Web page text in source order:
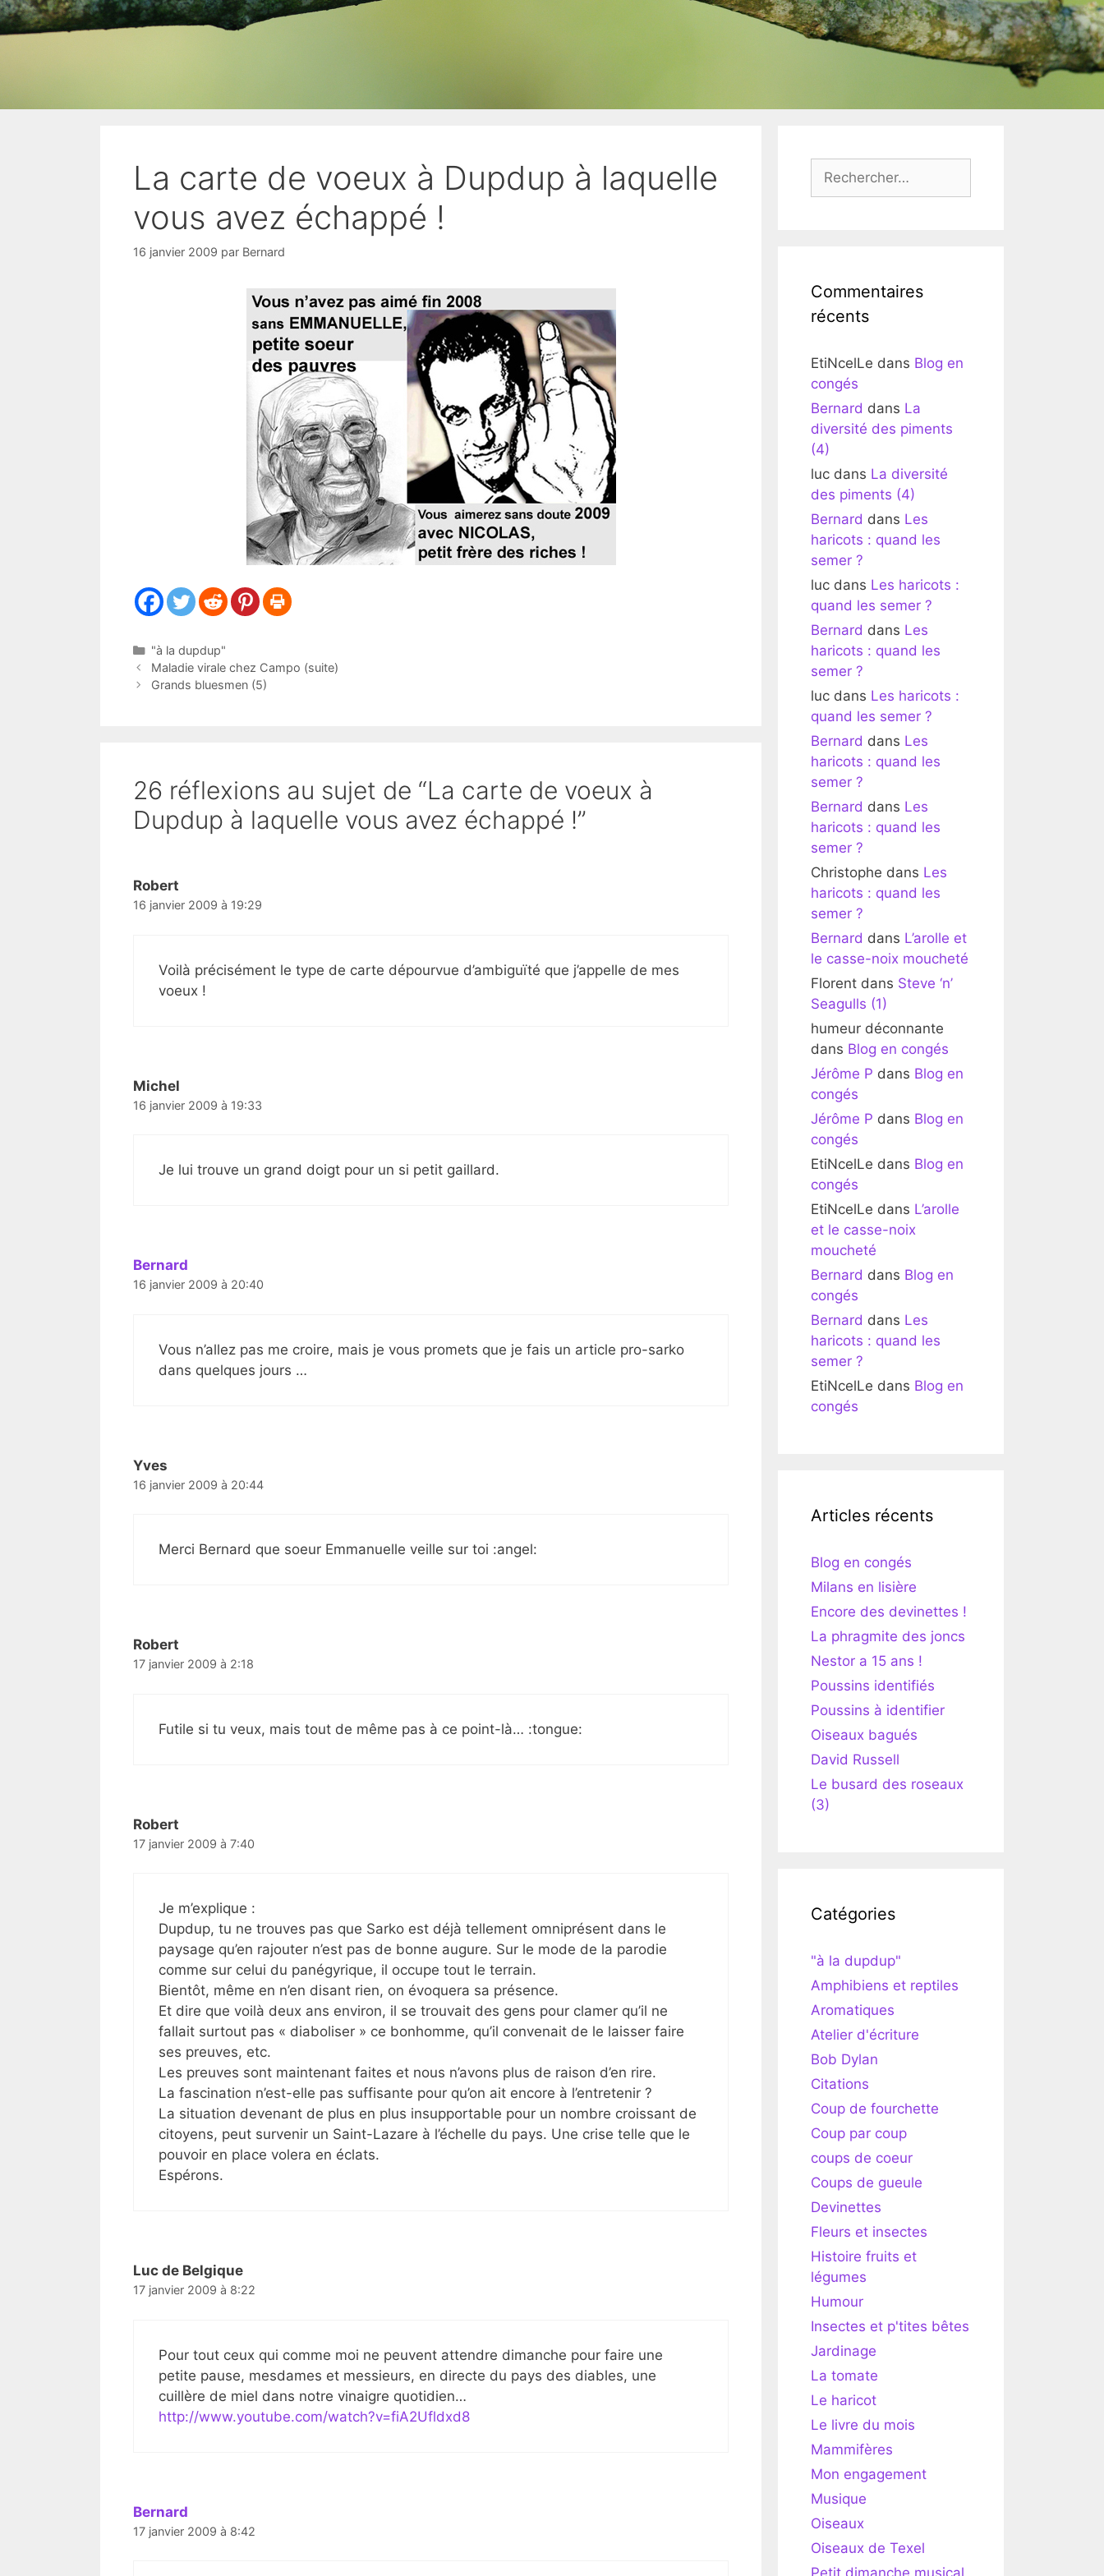
La carte de voeux à Dupdup à laquelle
vous avez échappé !
16 janvier 2009 par Bernard
Catégories
"à la dupdup"
Maladie virale chez Campo (suite)
Grands bluesmen (5)
26 réflexions au sujet de “La carte de voeux à
Dupdup à laquelle vous avez échappé !”
Robert
16 janvier 2009 à 19:29
Voilà précisément le type de carte dépourvue d’ambiguïté que j’appelle de mes
voeux !
Michel
16 janvier 2009 à 19:33
Je lui trouve un grand doigt pour un si petit gaillard.
Bernard
16 janvier 2009 à 20:40
Vous n’allez pas me croire, mais je vous promets que je fais un article pro-sarko
dans quelques jours …
Yves
16 janvier 2009 à 20:44
Merci Bernard que soeur Emmanuelle veille sur toi :angel:
Robert
17 janvier 2009 à 2:18
Futile si tu veux, mais tout de même pas à ce point-là… :tongue:
Robert
17 janvier 2009 à 7:40
Je m’explique :
Dupdup, tu ne trouves pas que Sarko est déjà tellement omniprésent dans le
paysage qu’en rajouter n’est pas de bonne augure. Sur le mode de la parodie
comme sur celui du panégyrique, il occupe tout le terrain.
Bientôt, même en n’en disant rien, on évoquera sa présence.
Et dire que voilà deux ans environ, il se trouvait des gens pour clamer qu’il ne
fallait surtout pas « diaboliser » ce bonhomme, qu’il convenait de le laisser faire
ses preuves, etc.
Les preuves sont maintenant faites et nous n’avons plus de raison d’en rire.
La fascination n’est-elle pas suffisante pour qu’on ait encore à l’entretenir ?
La situation devenant de plus en plus insupportable pour un nombre croissant de
citoyens, peut survenir un Saint-Lazare à l’échelle du pays. Une crise telle que le
pouvoir en place volera en éclats.
Espérons.
Luc de Belgique
17 janvier 2009 à 8:22
Pour tout ceux qui comme moi ne peuvent attendre dimanche pour faire une
petite pause, mesdames et messieurs, en directe du pays des diables, une
cuillère de miel dans notre vinaigre quotidien…
http://www.youtube.com/watch?v=fiA2Ufldxd8
Bernard
17 janvier 2009 à 8:42
Commentaires
récents
EtiNcelLe dans Blog en
congés
Bernard dans La
diversité des piments
(4)
luc dans La diversité
des piments (4)
Bernard dans Les
haricots : quand les
semer ?
luc dans Les haricots :
quand les semer ?
Bernard dans Les
haricots : quand les
semer ?
luc dans Les haricots :
quand les semer ?
Bernard dans Les
haricots : quand les
semer ?
Bernard dans Les
haricots : quand les
semer ?
Christophe dans Les
haricots : quand les
semer ?
Bernard dans L’arolle et
le casse-noix moucheté
Florent dans Steve ‘n’
Seagulls (1)
humeur déconnante
dans Blog en congés
Jérôme P dans Blog en
congés
Jérôme P dans Blog en
congés
EtiNcelLe dans Blog en
congés
EtiNcelLe dans L’arolle
et le casse-noix
moucheté
Bernard dans Blog en
congés
Bernard dans Les
haricots : quand les
semer ?
EtiNcelLe dans Blog en
congés
Articles récents
Blog en congés
Milans en lisière
Encore des devinettes !
La phragmite des joncs
Nestor a 15 ans !
Poussins identifiés
Poussins à identifier
Oiseaux bagués
David Russell
Le busard des roseaux
(3)
Catégories
"à la dupdup"
Amphibiens et reptiles
Aromatiques
Atelier d'écriture
Bob Dylan
Citations
Coup de fourchette
Coup par coup
coups de coeur
Coups de gueule
Devinettes
Fleurs et insectes
Histoire fruits et
légumes
Humour
Insectes et p'tites bêtes
Jardinage
La tomate
Le haricot
Le livre du mois
Mammifères
Mon engagement
Musique
Oiseaux
Oiseaux de Texel
Petit dimanche musical